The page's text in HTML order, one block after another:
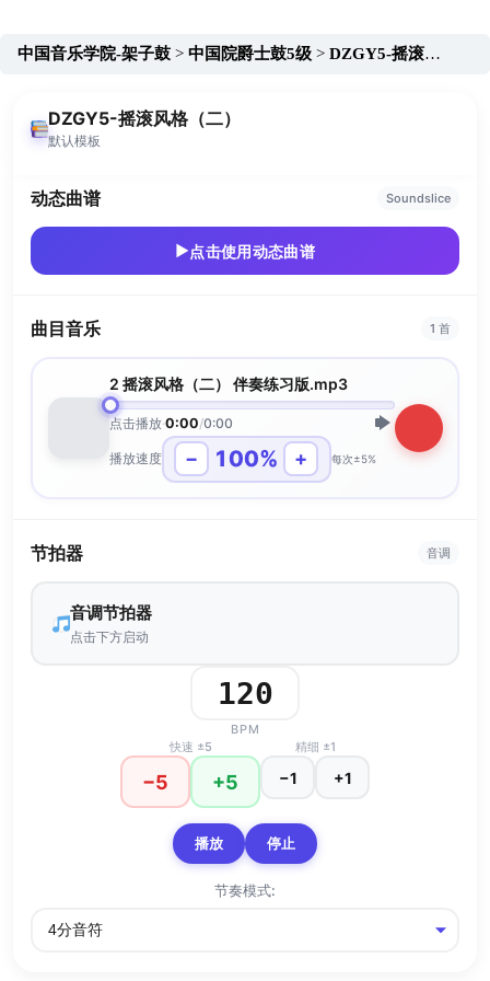
中国音乐学院-架子鼓 中国院爵士鼓5级 DZGY5-摇滚风格（二）
DZGY5-摇滚风格（二）
默认模板
动态曲谱 Soundslice
▶点击使用动态曲谱
曲目音乐 1 首
2 摇滚风格（二） 伴奏练习版.mp3
点击播放·0:00/0:00
播放速度 − 100% + 每次±5%
节拍器 音调
音调节拍器
点击下方启动
BPM
快速 ±5
−5 +5
精细 ±1
−1 +1
播放 停止
节奏模式: